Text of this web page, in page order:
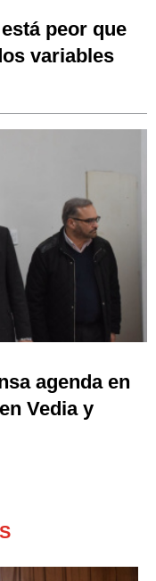
peor que
variables
agenda en
Vedia y